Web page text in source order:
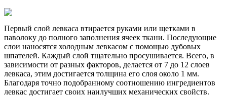
Первый слой левкаса втирается руками или щетками в
паволоку до полного заполнения ячеек ткани. Последующие
слои наносятся холодным левкасом с помощью дубовых
шпателей. Каждый слой тщательно просушивается. Всего, в
зависимости от разных факторов, делается от 7 до 12 слоев
левкаса, этим достигается толщина его слоя около 1 мм.
Благодаря точно подобранному соотношению ингредиентов
левкас достигает своих наилучших механических свойств.